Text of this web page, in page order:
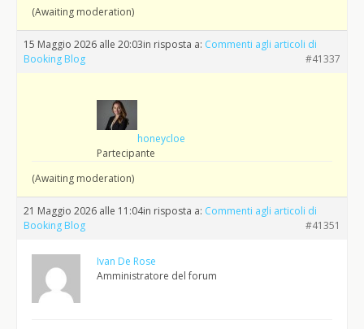
(Awaiting moderation)
15 Maggio 2026 alle 20:03in risposta a: Commenti agli articoli di
Booking Blog
#41337
honeycloe
Partecipante
(Awaiting moderation)
21 Maggio 2026 alle 11:04in risposta a: Commenti agli articoli di
Booking Blog
#41351
Ivan De Rose
Amministratore del forum